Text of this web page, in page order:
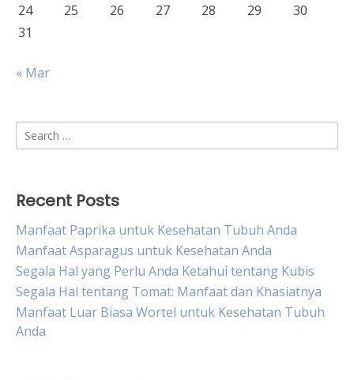
24 25 26 27 28 29
30
31
« Mar
Search
for:
Recent Posts
Manfaat Paprika untuk Kesehatan Tubuh Anda
Manfaat Asparagus untuk Kesehatan Anda
Segala Hal yang Perlu Anda Ketahui tentang Kubis
Segala Hal tentang Tomat: Manfaat dan Khasiatnya
Manfaat Luar Biasa Wortel untuk Kesehatan Tubuh
Anda